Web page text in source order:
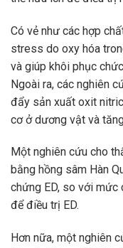
Có vẻ như các hợp
stress do oxy hóa
và giúp khôi phục
Ngoài ra, các nghiên
đẩy sản xuất oxit
cơ ở dương vật và
Một nghiên cứu cho
bằng hồng sâm Hàn
chứng ED, so với
để điều trị ED.
Hơn nữa, một nghiên